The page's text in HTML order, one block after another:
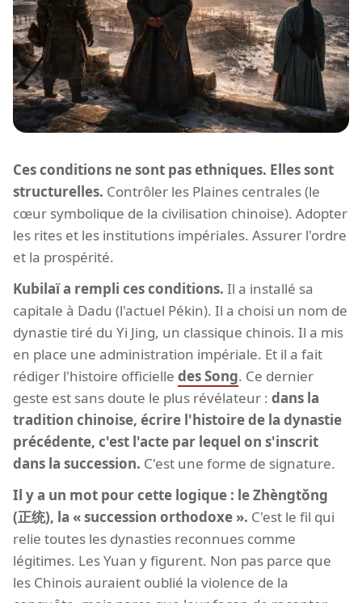
Ces conditions ne sont pas ethniques. Elles sont
structurelles. Contrôler les Plaines centrales (le
cœur symbolique de la civilisation chinoise). Adopter
les rites et les institutions impériales. Assurer l'ordre
et la prospérité.
Kubilaï a rempli ces conditions. Il a installé sa
capitale à Dadu (l'actuel Pékin). Il a choisi un nom de
dynastie tiré du Yi Jing, un classique chinois. Il a mis
en place une administration impériale. Et il a fait
rédiger l'histoire officielle des Song. Ce dernier
geste est sans doute le plus révélateur : dans la
tradition chinoise, écrire l'histoire de la dynastie
précédente, c'est l'acte par lequel on s'inscrit
dans la succession. C'est une forme de signature.
Il y a un mot pour cette logique : le Zhèngtǒng
(正统), la « succession orthodoxe ». C'est le fil qui
relie toutes les dynasties reconnues comme
légitimes. Les Yuan y figurent. Non pas parce que
les Chinois auraient oublié la violence de la